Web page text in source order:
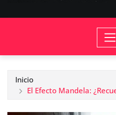
Inicio
El Efecto Mandela: